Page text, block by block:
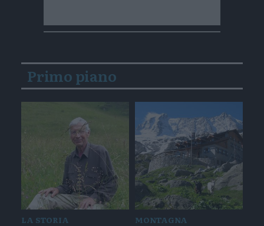
Primo piano
LA STORIA MONTAGNA